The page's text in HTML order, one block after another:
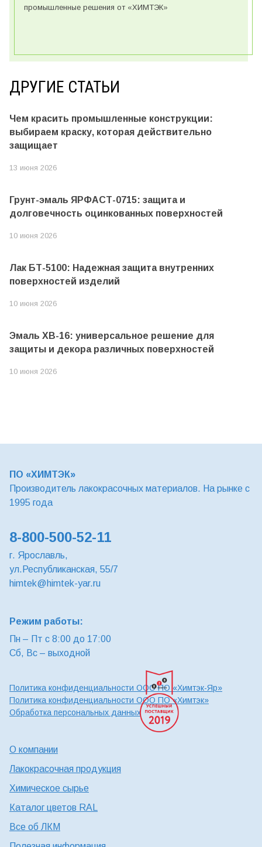
промышленные решения от «ХИМТЭК»
ДРУГИЕ СТАТЬИ
Чем красить промышленные конструкции:
выбираем краску, которая действительно
защищает
13 июня 2026
Грунт-эмаль ЯРФАСТ-0715: защита и
долговечность оцинкованных поверхностей
10 июня 2026
Лак БТ-5100: Надежная защита внутренних
поверхностей изделий
10 июня 2026
Эмаль ХВ-16: универсальное решение для
защиты и декора различных поверхностей
10 июня 2026
ПО «ХИМТЭК»
Производитель лакокрасочных материалов. На рынке с
1995 года
8-800-500-52-11
г. Ярославль,
ул.Республиканская, 55/7
himtek@himtek-yar.ru
Режим работы:
Пн – Пт с 8:00 до 17:00
Сб, Вс – выходной
Политика конфиденциальности ООО ПО «Химтэк-Яр»
Политика конфиденциальности ООО ПО «Химтэк»
Обработка персональных данных
О компании
Лакокрасочная продукция
Химическое сырье
Каталог цветов RAL
Все об ЛКМ